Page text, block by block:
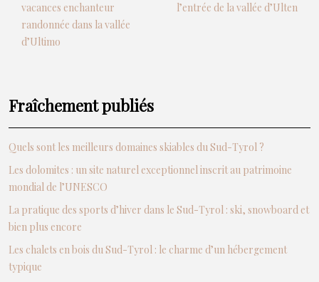
vacances enchanteur
randonnée dans la vallée
d’Ultimo
l’entrée de la vallée d’Ulten
Fraîchement publiés
Quels sont les meilleurs domaines skiables du Sud-Tyrol ?
Les dolomites : un site naturel exceptionnel inscrit au patrimoine
mondial de l’UNESCO
La pratique des sports d’hiver dans le Sud-Tyrol : ski, snowboard et
bien plus encore
Les chalets en bois du Sud-Tyrol : le charme d’un hébergement
typique